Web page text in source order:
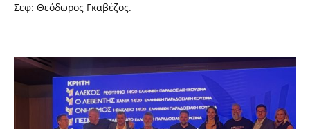
Σεφ: Θεόδωρος Γκαβέζος.